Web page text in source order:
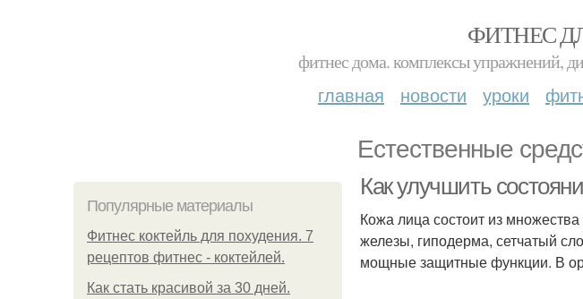
ФИТНЕС
фитнес дома. комплексы упражнений,
главная новости уроки
Естественные
Популярные материалы
Фитнес коктейль для похудения. 7
рецептов фитнес - коктейлей.
Как стать красивой за 30 дней.
Как улучшить
Кожа лица состоит из
железы, гиподерма, сетчатый
мощные защитные функции. В